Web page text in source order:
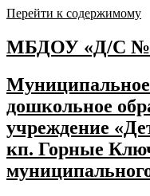
Перейти к содержимому
МБДОУ «Д/С
дошкольное
учреждение
кп. Горные